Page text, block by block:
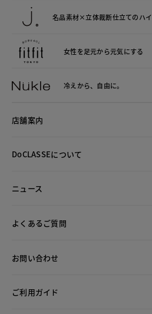
名品素材×立体裁断仕立てのハ
女性を足元から元気にする
冷えから、 自由に。
店舗案内
DoCLASSEについて
ニュース
よくあるご質問
お問い合わせ
ご利用ガイド